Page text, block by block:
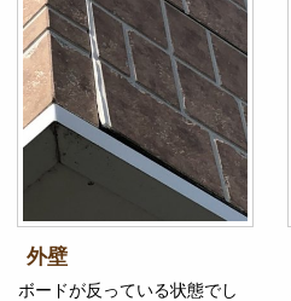
外壁
ボードが反っている状態でし